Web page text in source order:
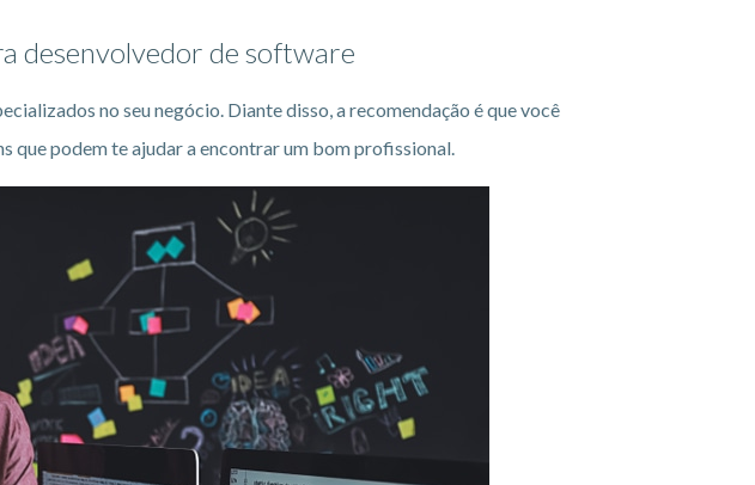
desenvolvedor de software
no seu negócio. Diante disso, a recomendação é que você
que podem te ajudar a encontrar um bom profissional.